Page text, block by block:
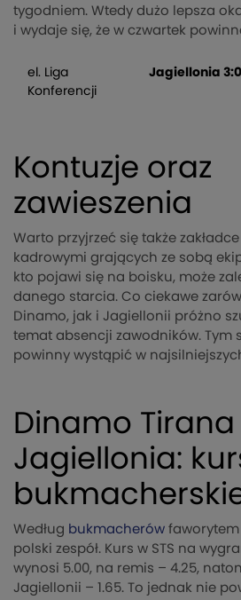
tygodniem. Wtedy dużo lepsza
i wydaje się, że w czwartek
el. Liga
Konferencji
Jagiellonia
Kontuzje oraz
zawieszenia
Warto przyjrzeć się także
kadrowymi grających ze sobą
kto pojawi się na boisku, może
danego starcia. Co ciekawe
Dinamo, jak i Jagiellonii próżno
temat absencji zawodników. Tym
powinny wystąpić w
Dinamo Tirana
Jagiellonia:
Według bukmacherów faworytem
polski zespół. Kurs w STS na
wynosi 5.00, na remis – 4.25,
Jagiellonii – 1.65. To jednak nie